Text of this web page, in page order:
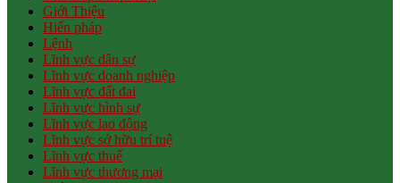
Giới Thiệu
Hiến pháp
Lệnh
Lĩnh vực dân sự
Lĩnh vực doanh nghiệp
Lĩnh vực đất đai
Lĩnh vực hình sự
Lĩnh vực lao động
Lĩnh vực sở hữu trí tuệ
Lĩnh vực thuế
Lĩnh vực thương mại